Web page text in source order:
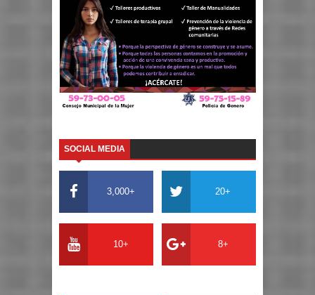
SOCIAL MEDIA
3,000+ 20+
10+ 8+